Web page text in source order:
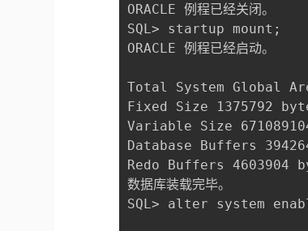
ORACLE 例程已经关闭。
SQL> startup mount;
ORACLE 例程已经启动。
Total System Global
Fixed Size 1375792
Variable Size
Database Buffers
Redo Buffers 4603904
数据库装载完毕。
SQL> alter system